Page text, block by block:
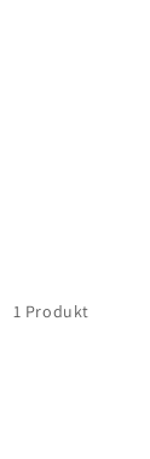
1 Produkt